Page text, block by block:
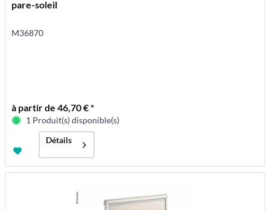
pare-soleil
M36870
à partir de 46,70 € *
1 Produit(s) disponible(s)
Détails